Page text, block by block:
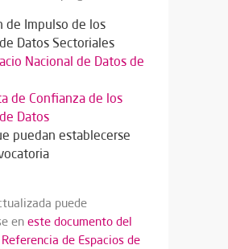
de Impulso de los
Datos Sectoriales
Nacional de Datos de
de Confianza de los
Datos
puedan establecerse
puede
en este documento del
de Espacios de